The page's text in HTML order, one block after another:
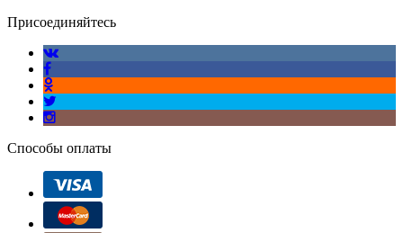
Присоединяйтесь
Способы оплаты